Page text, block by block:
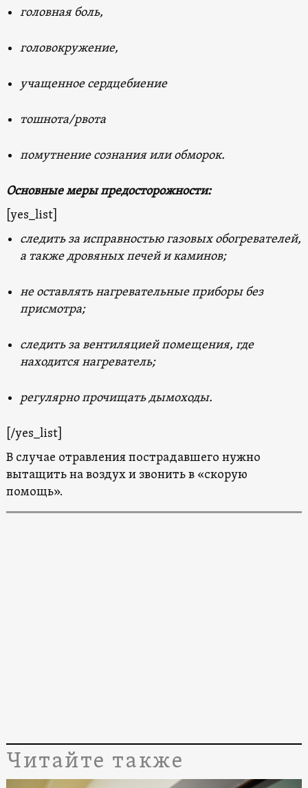
головная боль,
головокружение,
учащенное сердцебиение
тошнота/рвота
помутнение сознания или обморок.
Основные меры предосторожности:
[yes_list]
следить за исправностью газовых обогревателей,
а также дровяных печей и каминов;
не оставлять нагревательные приборы без
присмотра;
следить за вентиляцией помещения, где
находится нагреватель;
регулярно прочищать дымоходы.
[/yes_list]
В случае отравления пострадавшего нужно
вытащить на воздух и звонить в «скорую
помощь».
Читайте также